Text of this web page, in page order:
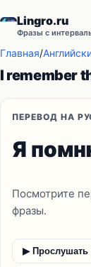
Lingro.ru
Фразы с
Главная/
I remember
ПЕРЕВОД НА
Я
Посмотрите
фразы.
▶ Прослушать